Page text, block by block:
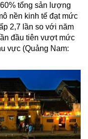
tổng sản lượng
nền kinh tế đạt mức
2,7 lần so với năm
đầu tiên vượt mức
vực (Quảng Nam: